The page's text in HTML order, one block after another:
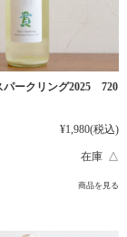
ークリング2025 720
¥1,980(税込)
在庫 △
商品を見る